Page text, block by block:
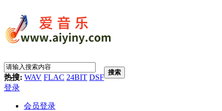
热搜: WAV FLAC 24BIT DSF
搜索
登录
会员登录